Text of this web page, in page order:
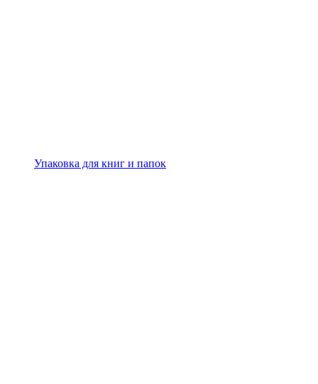
Упаковка для книг и папок